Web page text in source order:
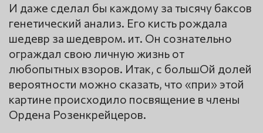
И даже сделал бы каждому за тысячу баксов
генетический анализ. Его кисть рождала
шедевр за шедевром. ит. Он сознательно
ограждал свою личную жизнь от
любопытных взоров. Итак, с большОй долей
вероятности можно сказать, что «при» этой
картине происходило посвящение в члены
Ордена Розенкрейцеров.